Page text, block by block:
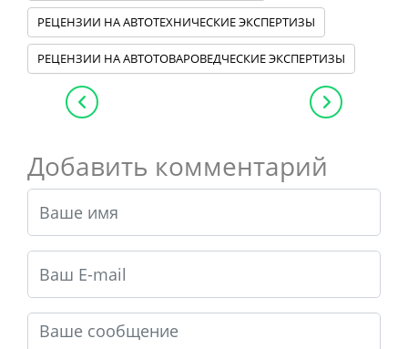
РЕЦЕНЗИИ НА АВТОТЕХНИЧЕСКИЕ ЭКСПЕРТИЗЫ
РЕЦЕНЗИИ НА АВТОТОВАРОВЕДЧЕСКИЕ ЭКСПЕРТИЗЫ
Добавить комментарий